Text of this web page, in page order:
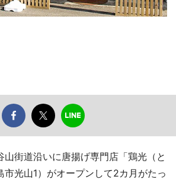
街道沿いに唐揚げ専門店「鶏光（と
市光山1）がオープンして2カ月がたっ